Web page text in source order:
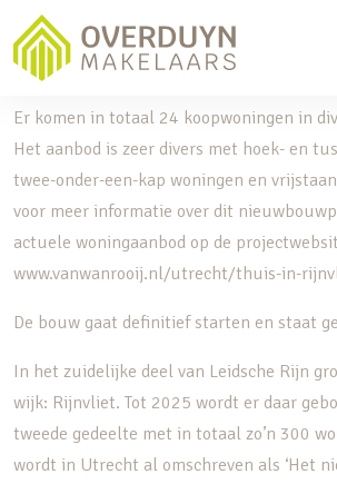
RIJNVLIET OOST | FASE 14a
Er komen in totaal 24 koopwoningen in
Het aanbod is zeer divers met hoek- en
twee-onder-een-kap woningen en
voor meer informatie over dit
actuele woningaanbod op de
www.vanwanrooij.nl/utrecht/thuis-in-
De bouw gaat definitief starten en staat
In het zuidelijke deel van Leidsche Rijn
wijk: Rijnvliet. Tot 2025 wordt er daar
tweede gedeelte met in totaal zo’n 300
wordt in Utrecht al omschreven als ‘Het